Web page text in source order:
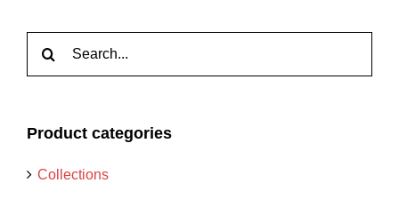
Product categories
Collections